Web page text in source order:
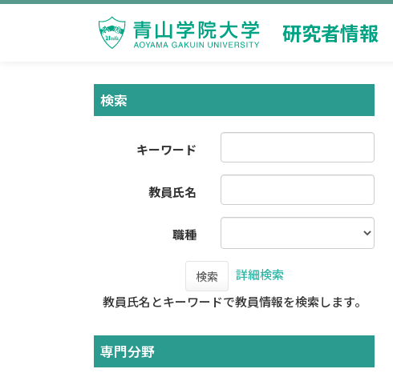
研究者情報
検索
キーワード
教員氏名
職種
検索
詳細検索
教員氏名とキーワードで教員情報を検索します。
専門分野